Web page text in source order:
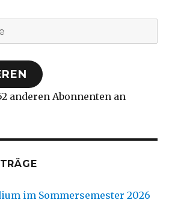
anderen Abonnenten an
im Sommersemester 2026